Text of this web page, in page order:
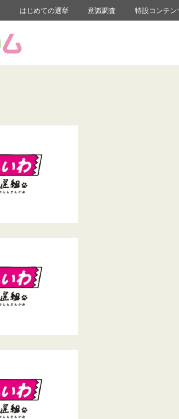
はじめての選挙 意識調査 特設コンテン